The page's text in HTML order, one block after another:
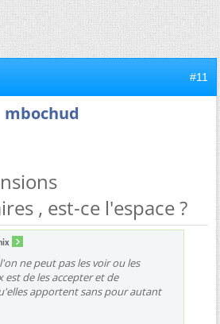
#11
mbochud
, est-ce l'espace ?
ne peut pas les voir ou les
est de les accepter et de
apportent sans pour autant